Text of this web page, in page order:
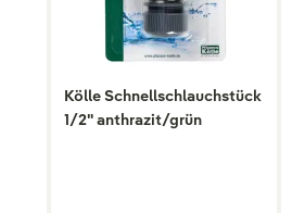
Kölle Schnellschlauchstück
1/2" anthrazit/grün